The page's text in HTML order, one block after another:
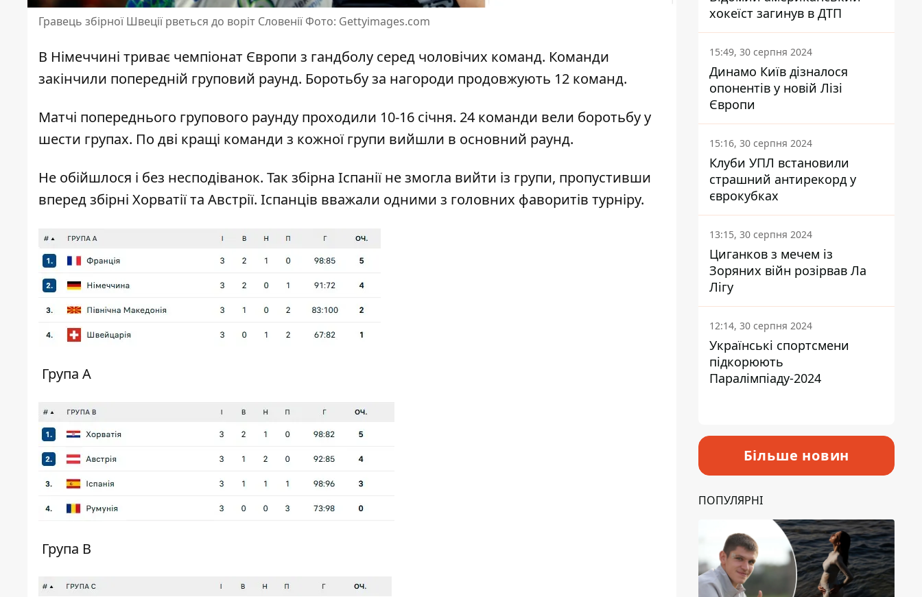
Гравець збірної Швеції рветься до воріт Словенії Фото: Gettyimages.com
В Німеччині триває чемпіонат Європи з гандболу серед чоловічих команд. Команди
закінчили попередній груповий раунд. Боротьбу за нагороди продовжують 12 команд.
Матчі попереднього групового раунду проходили 10-16 січня. 24 команди вели боротьбу у
шести групах. По дві кращі команди з кожної групи вийшли в основний раунд.
Не обійшлося і без несподіванок. Так збірна Іспанії не змогла вийти із групи, пропустивши
вперед збірні Хорватії та Австрії. Іспанців вважали одними з головних фаворитів турніру.
Група А
Група В
хокеїст загинув в ДТП
15:49, 30 серпня 2024
Динамо Київ дізналося
опонентів у новій Лізі
Європи
15:16, 30 серпня 2024
Клуби УПЛ встановили
страшний антирекорд у
єврокубках
13:15, 30 серпня 2024
Циганков з мечем із
Зоряних війн розірвав Ла
Лігу
12:14, 30 серпня 2024
Українські спортсмени
підкорюють
Паралімпіаду-2024
Більше новин
ПОПУЛЯРНІ